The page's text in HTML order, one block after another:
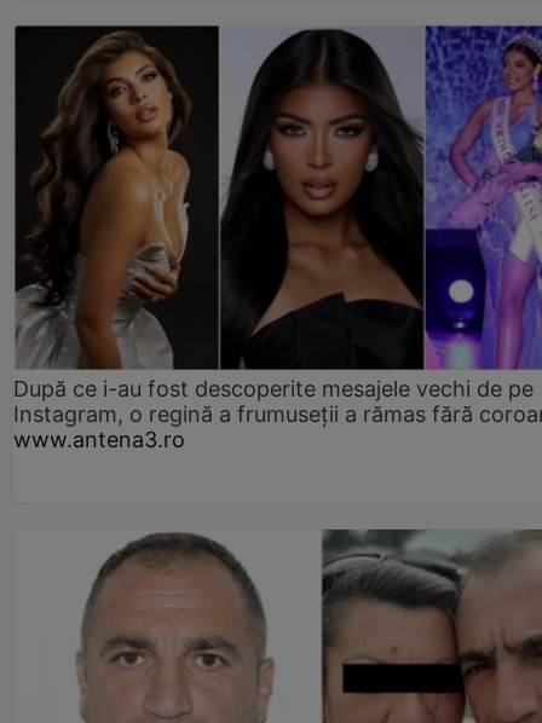
După ce i-au fost descoperite mesajele vechi de pe
Instagram, o regină a frumuseții a rămas fără
www.antena3.ro